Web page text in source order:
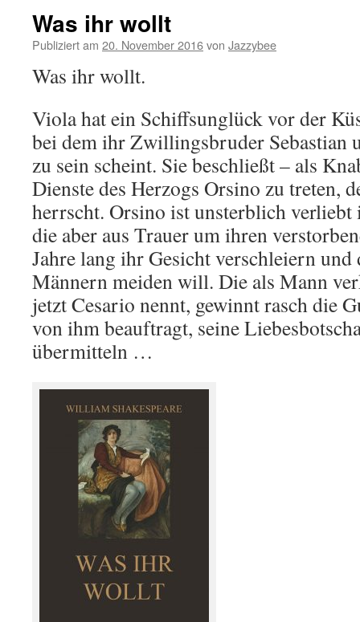
Was ihr wollt
Publiziert am 20. November 2016von Jazzybee
Was ihr wollt.
Viola hat ein Schiffsunglück vor der
bei dem ihr Zwillingsbruder Sebastian
zu sein scheint. Sie beschließt – als
Dienste des Herzogs Orsino zu treten,
herrscht. Orsino ist unsterblich
die aber aus Trauer um ihren
Jahre lang ihr Gesicht verschleiern
Männern meiden will. Die als Mann
jetzt Cesario nennt, gewinnt rasch die
von ihm beauftragt, seine
übermitteln …